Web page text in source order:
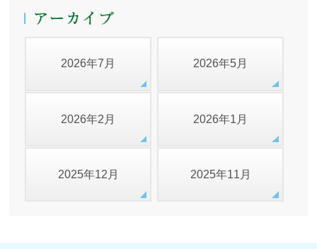
2026年7月 2026年5月
2026年2月 2026年1月
2025年12月 2025年11月